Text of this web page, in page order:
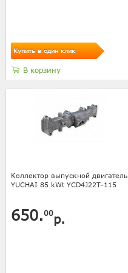
Купить в один клик
В корзину
Коллектор выпускной двигатель
YUCHAI 85 kWt YCD4J22T-115
650.00р.